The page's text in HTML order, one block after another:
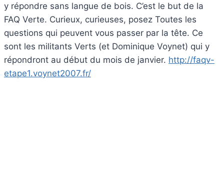
y répondre sans langue de bois. C’est le but de la
FAQ Verte. Curieux, curieuses, posez Toutes les
questions qui peuvent vous passer par la tête. Ce
sont les militants Verts (et Dominique Voynet) qui y
répondront au début du mois de janvier. http://faqv-
etape1.voynet2007.fr/